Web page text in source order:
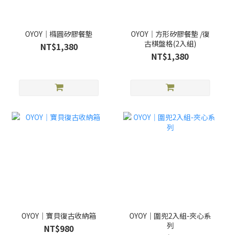
OYOY｜橢圓矽膠餐墊
NT$1,380
OYOY｜方形矽膠餐墊 /復
古棋盤格(2入組)
NT$1,380
OYOY｜寶貝復古收納箱
NT$980
OYOY｜圍兜2入組-夾心系
列